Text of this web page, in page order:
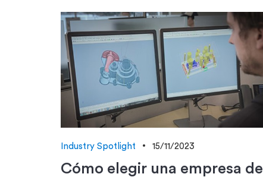
Industry Spotlight 15/11/2023
Cómo elegir una empresa de